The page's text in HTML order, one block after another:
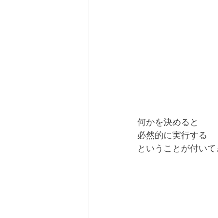
何かを決めると
必然的に実行する
ということが付い